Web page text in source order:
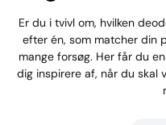
Er du i tvivl om, hvilken
efter én, som matcher din
mange forsøg. Her får du
dig inspirere af, når du